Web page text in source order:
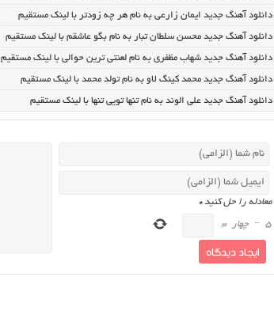
دانلود آهنگ جدید ایمان زارعی به نام هر چه زودتر با لینک مستقیم
دانلود آهنگ جدید محسن سلطان تبار به نام بگو عاشقم با لینک مستقیم
دانلود آهنگ جدید شهاب مظفری به نام لعنتی ترین حوالی با لینک مستقیم
دانلود آهنگ جدید محمد کینگ لاو به نام تولد محمد با لینک مستقیم
دانلود آهنگ جدید علی الوند به نام تنها تویی تنها با لینک مستقیم
معادله را حل کنید*
5
− چهار =